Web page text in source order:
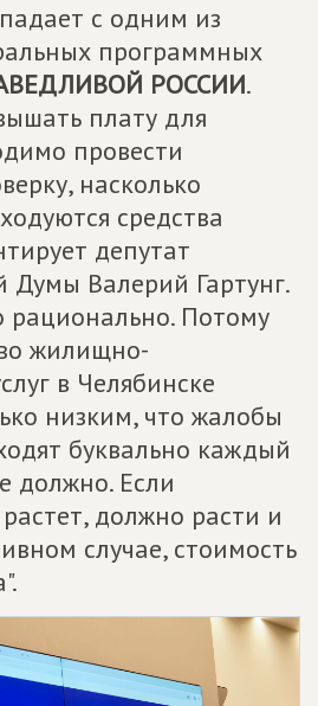
с одним из
программных
РОССИИ.
плату для
провести
насколько
средства
депутат
Думы Валерий Гартунг.
рационально. Потому
жилищно-
в Челябинске
низким, что жалобы
буквально каждый
должно. Если
должно расти и
случае, стоимость